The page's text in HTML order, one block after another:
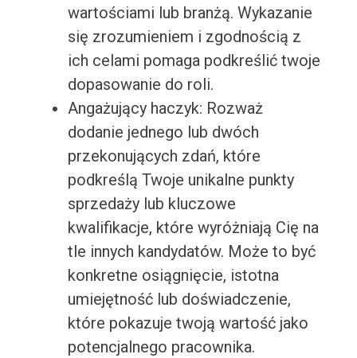
wartościami lub branżą. Wykazanie
się zrozumieniem i zgodnością z
ich celami pomaga podkreślić twoje
dopasowanie do roli.
Angażujący haczyk: Rozważ
dodanie jednego lub dwóch
przekonujących zdań, które
podkreślą Twoje unikalne punkty
sprzedaży lub kluczowe
kwalifikacje, które wyróżniają Cię na
tle innych kandydatów. Może to być
konkretne osiągnięcie, istotna
umiejętność lub doświadczenie,
które pokazuje twoją wartość jako
potencjalnego pracownika.